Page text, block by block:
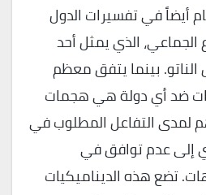
أيضاً في تفسيرات الدول
الجماعي، الذي يمثل أحد
بينما يتفق معظم
ضد أي دولة هي هجمات
لمدى التفاعل المطلوب في
إلى عدم توافق في
تضع هذه الديناميكيات